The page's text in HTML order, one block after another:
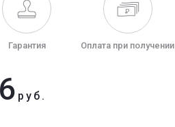
Гарантия Оплата при получении
руб.